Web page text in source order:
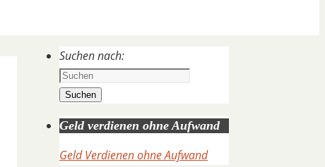
Suchen nach:
Suchen
Geld verdienen ohne Aufwand
Geld Verdienen ohne Aufwand